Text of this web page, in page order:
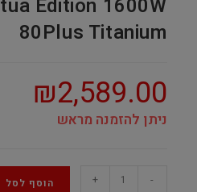
Edition 1600W
80Plus Titanium
₪2,589.00
ניתן להזמנה מראש
Seasonic
-
+ הוסף לסל